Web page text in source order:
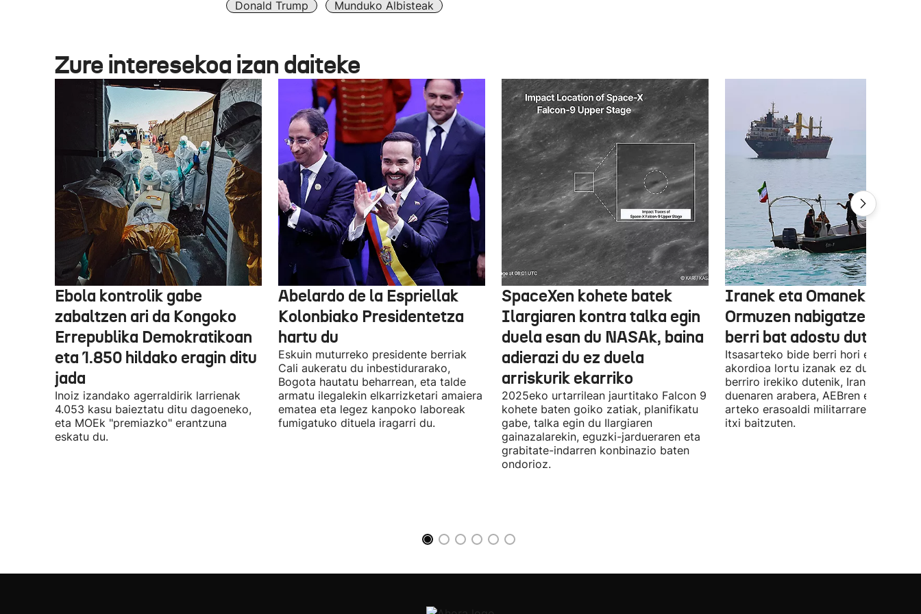
Donald Trump Munduko Albisteak
Zure interesekoa izan daiteke
Ebola kontrolik gabe
zabaltzen ari da Kongoko
Errepublika Demokratikoan
eta 1.850 hildako eragin ditu
jada
Inoiz izandako agerraldirik larrienak
4.053 kasu baieztatu ditu dagoeneko,
eta MOEk "premiazko" erantzuna
eskatu du.
Abelardo de la Espriellak
Kolonbiako Presidentetza
hartu du
Eskuin muturreko presidente berriak
Cali aukeratu du inbestidurarako,
Bogota hautatu beharrean, eta talde
armatu ilegalekin elkarrizketari amaiera
ematea eta legez kanpoko laboreak
fumigatuko dituela iragarri du.
SpaceXen kohete batek
Ilargiaren kontra talka egin
duela esan du NASAk, baina
adierazi du ez duela
arriskurik ekarriko
2025eko urtarrilean jaurtitako Falcon 9
kohete baten goiko zatiak, planifikatu
gabe, talka egin du Ilargiaren
gainazalarekin, eguzki-jardueraren eta
grabitate-indarren konbinazio baten
ondorioz.
Iranek eta Omanek
Ormuzen nabigatzeko bide
berri bat adostu dute
Itsasarteko bide berri hori egiteko
akordioa lortu izanak ez du esan nahi
berriro irekiko dutenik, Iranek
duenaren arabera, AEBren eta
arteko erasoaldi militarraren
itxi baitzuten.